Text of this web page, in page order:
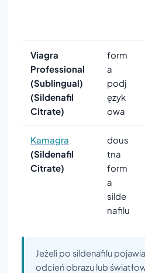
Viagra
Professional
(Sublingual)
(Sildenafil
Citrate)
form
a
podj
ęzyk
owa
Kamagra
(Sildenafil
Citrate)
dous
tna
form
a
silde
nafilu
Jeżeli po sildenafilu
odcień obrazu lub